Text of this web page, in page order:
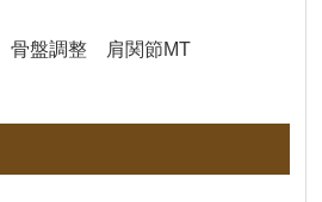
盤調整 肩関節MT